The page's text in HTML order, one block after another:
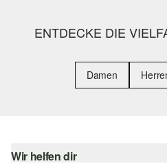
ENTDECKE DIE
Damen
Wir helfen dir